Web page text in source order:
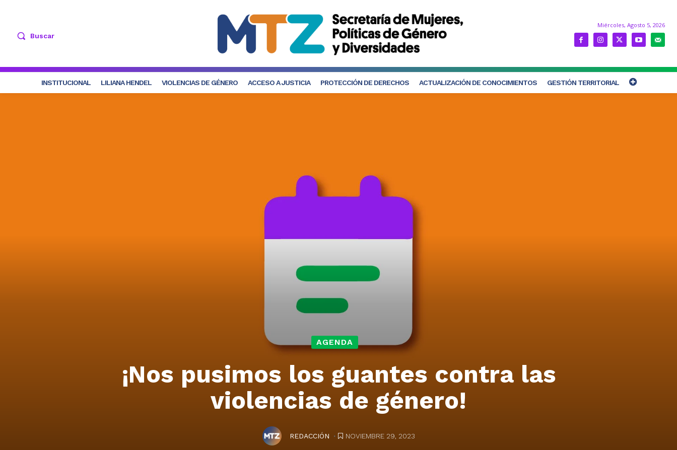
Buscar
Miércoles, Agosto 5, 2026
INSTITUCIONAL LILIANA HENDEL VIOLENCIAS DE GÉNERO ACCESO A JUSTICIA PROTECCIÓN DE DERECHOS ACTUALIZACIÓN DE CONOCIMIENTOS GESTIÓN TERRITORIAL
AGENDA
¡Nos pusimos los guantes contra las
violencias de género!
REDACCIÓN . NOVIEMBRE 29, 2023